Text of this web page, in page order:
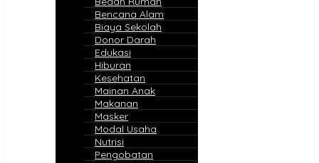
Bencana Alam
Biaya Sekolah
Donor Darah
Edukasi
Hiburan
Kesehatan
Mainan Anak
Makanan
Masker
Modal Usaha
Nutrisi
Pengobatan